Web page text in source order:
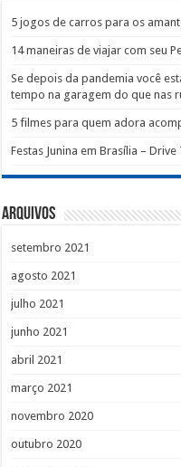
5 jogos de carros para os
14 maneiras de viajar com seu
Se depois da pandemia você
tempo na garagem do que nas
5 filmes para quem adora
Festas Junina em Brasília – Drive
Arquivos
setembro 2021
agosto 2021
julho 2021
junho 2021
abril 2021
março 2021
novembro 2020
outubro 2020